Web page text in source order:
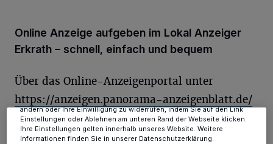
Online Anzeige aufgeben im Lokal Anzeiger
Erkrath – schnell, einfach und bequem
Über das Online-Anzeigenportal unter
https://anzeigen.panorama-anzeigenblatt.de/
lassen sich Anzeigen für den Lokal Anzeiger
Erkrath bequem im Internet aufgeben. Der
Wir und unsere218-Partner speichern und greifen auf
personenbezogene Daten wie Browserdaten oder eindeutige
Kennungen auf Ihrem Gerät zu. Durch Auswahl von OK aktivieren Sie
Zwecke. Wenn Tracker deaktiviert sind, sind manche Inhalte und
Anzeigen möglicherweise nicht mehr so relevant für Sie. Sie können
dieses Menü jederzeit wieder aufrufen, um Ihre Einstellungen zu
ändern oder Ihre Einwilligung zu widerrufen, indem Sie auf den Link
Einstellungen oder Ablehnen am unteren Rand der Webseite klicken.
Ihre Einstellungen gelten innerhalb unseres Website. Weitere
Informationen finden Sie in unserer Datenschutzerklärung.